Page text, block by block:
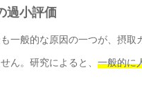
過小評価
一般的な原因の一つが、摂
ん。研究によると、 一般的に